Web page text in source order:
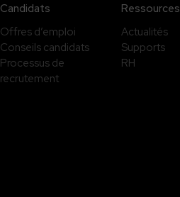
Candidats
Offres d’emploi
Conseils candidats
Processus de
recrutement
Ressources
Actualités
Supports
RH